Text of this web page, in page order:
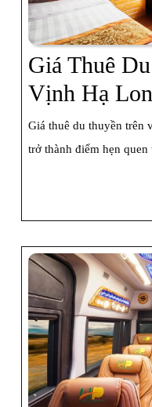
Giá Thuê
Vịnh Hạ
Giá thuê du thuyền trên
trở thành điểm hẹn